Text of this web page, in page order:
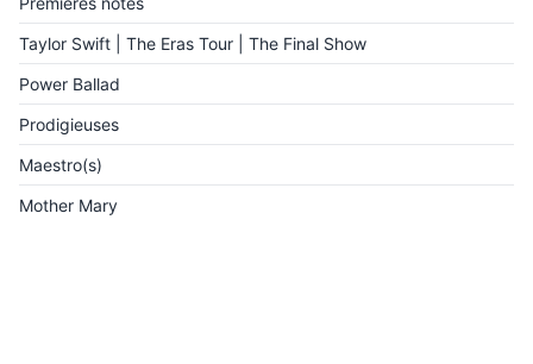
Taylor Swift | The Eras Tour | The Final Show
Power Ballad
Prodigieuses
Maestro(s)
Mother Mary